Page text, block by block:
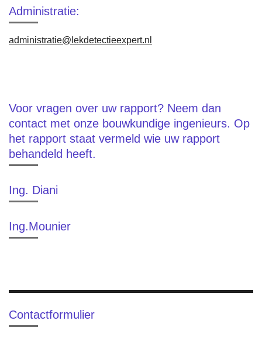
Administratie:
administratie@lekdetectieexpert.nl
Voor vragen over uw rapport? Neem dan
contact met onze bouwkundige ingenieurs. Op
het rapport staat vermeld wie uw rapport
behandeld heeft.
Ing. Diani
Ing.Mounier
Contactformulier